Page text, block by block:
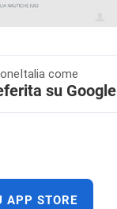
come
su Google
APP STORE